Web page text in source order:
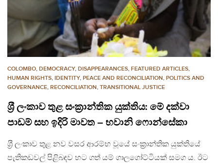
COLOMBO, DEMOCRACY, DISAPPEARANCES, FEATURED ARTICLES,
HUMAN RIGHTS, IDENTITY, PEACE AND RECONCILIATION, POLITICS AND
GOVERNANCE, RECONCILIATION, TRANSITIONAL JUSTICE
ශ‍්‍රී ලංකාව තුළ සංක‍්‍රාන්තික යුක්තිය: මේ දක්වා
පාඩම් සහ ඉදිරි මාවත – භවානි ෆොන්සේකා
ශ‍්‍රී ලංකාව තුළ නව වසර ආරම්භ වූයේ සංක‍්‍රාන්තික යුක්තියේ
පැතිකඩවල් පිළිබඳව හට ගත් යම් ගාලගෝට්ටියක් සමග ය. ඊට